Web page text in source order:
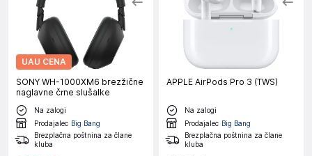
UAU CENA
SONY WH-1000XM6 brezžične
naglavne črne slušalke
Na zalogi
Prodajalec Big Bang
Brezplačna poštnina za člane
kluba
APPLE AirPods Pro 3 (TWS)
Na zalogi
Prodajalec Big Bang
Brezplačna poštnina za člane
kluba